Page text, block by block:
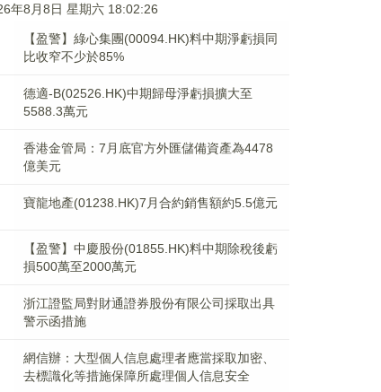
年8月8日 星期六 18:02:27
【盈警】綠心集團(00094.HK)料中期淨虧損同
比收窄不少於85%
德適-B(02526.HK)中期歸母淨虧損擴大至
5588.3萬元
香港金管局：7月底官方外匯儲備資產為4478
億美元
寶龍地產(01238.HK)7月合約銷售額約5.5億元
【盈警】中慶股份(01855.HK)料中期除稅後虧
損500萬至2000萬元
浙江證監局對財通證券股份有限公司採取出具
警示函措施
網信辦：大型個人信息處理者應當採取加密、
去標識化等措施保障所處理個人信息安全